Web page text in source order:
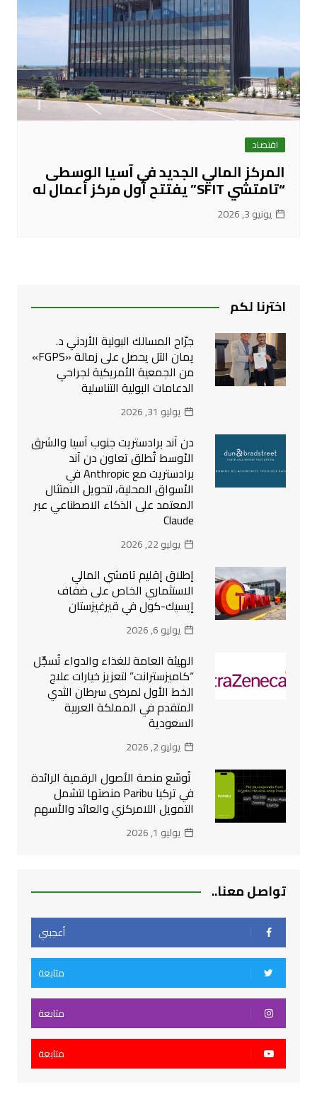
اقتصاد
المركز المالي الجديد في آسيا الوسطى
“تامتشي SFIT” يفتتح أول مركز أعمال له
يونيو 3, 2026
اخترنا لكم
جرّاح المسالك البولية الأردني د.
يمان التل يحصل على زمالة «FGPS»
من الجمعية الأمريكية لجراحي
الدعامات البولية التناسلية
يوليو 31, 2026
دن آند برادستريت جنوب آسيا والشرق
الأوسط تُطلق تعاون دن آند
برادستريت مع Anthropic في
الأسواق المحلية، لتحويل الامتثال
المعتمد على الذكاء الاصطناعي عبر
Claude
يوليو 22, 2026
إطلاق إقليم تامشي المالي
الاستثماري الخاص على ضفاف
إيسيك-كول في قيرغيزستان
يوليو 6, 2026
الهيئة العامة للغذاء والدواء تُسجِّل
“كاميزسترانت” لتعزيز خيارات علاج
الخط الأول لمرضى سرطان الثدي
المتقدم في المملكة العربية
السعودية
يوليو 2, 2026
تُوسّع منصة الأصول الرقمية الرائدة
في تركيا Paribu منصتها لتشمل
التمويل اللامركزي والعائد والأسهم
يوليو 1, 2026
تواصل معنا..
أعجبني
متابعة
متابعة
متابعة